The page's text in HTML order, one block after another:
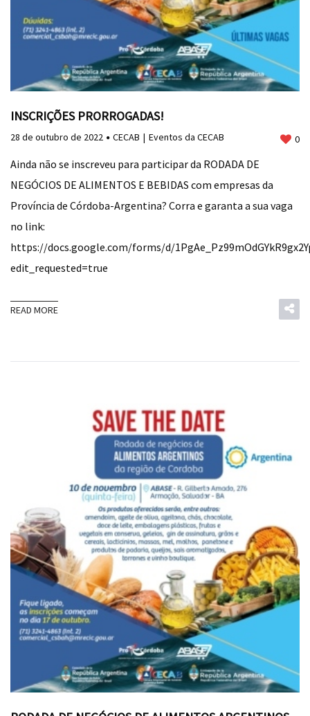
INSCRIÇÕES PRORROGADAS!
28 de outubro de 2022 CECAB Eventos da CECAB 0
Ainda não se inscreveu para participar da RODADA DE
NEGÓCIOS DE ALIMENTOS E BEBIDAS com empresas da
Província de Córdoba-Argentina? Corra e garanta a sua vaga
no link:
https://docs.google.com/forms/d/
edit_requested=true
READ MORE